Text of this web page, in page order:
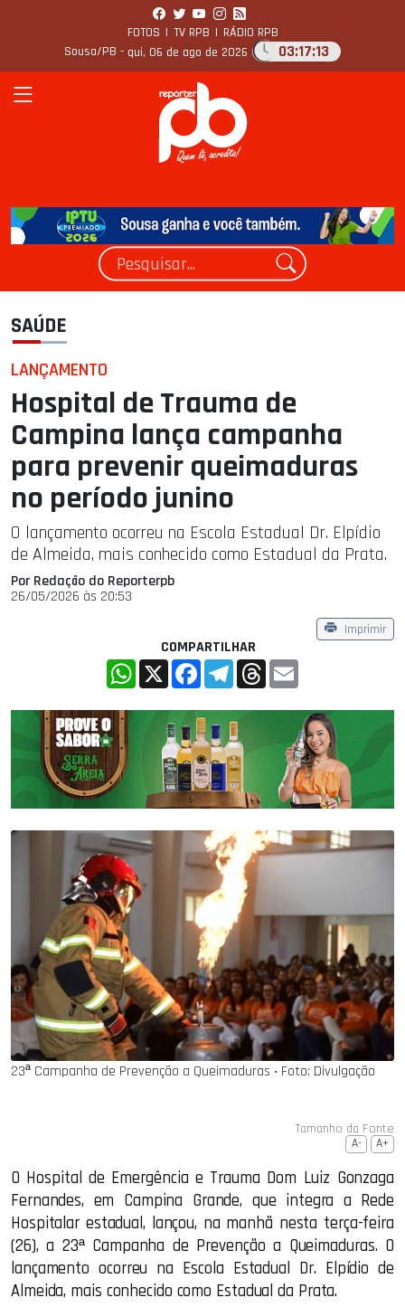
FOTOS | TV RPB | RÁDIO RPB
Sousa/PB - qui, 06 de ago de 2026 03:17:14
SAÚDE
LANÇAMENTO
Hospital de Trauma de
Campina lança campanha
para prevenir queimaduras
no período junino
O lançamento ocorreu na Escola Estadual Dr. Elpídio
de Almeida, mais conhecido como Estadual da Prata.
Por Redação do Reporterpb
26/05/2026 às 20:53
Imprimir
COMPARTILHAR
WhatsApp
X FacebookTelegramThreads
23ª Campanha de Prevenção a Queimaduras ‧ Foto: Divulgação
Tamanho da Fonte
A- A+
O Hospital de Emergência e Trauma Dom Luiz Gonzaga
Fernandes, em Campina Grande, que integra a Rede
Hospitalar estadual, lançou, na manhã nesta terça-feira
(26), a 23ª Campanha de Prevenção a Queimaduras. O
lançamento ocorreu na Escola Estadual Dr. Elpídio de
Almeida, mais conhecido como Estadual da Prata.